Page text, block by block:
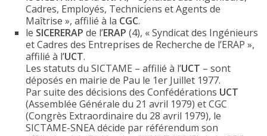
Cadres, Employés, Techniciens et Agents de
Maîtrise », affilié à la CGC.
le SICERERAP de l’ERAP (4), « Syndicat des Ingénieurs
et Cadres des Entreprises de Recherche de l’ERAP »,
affilié à l’UCT.
Les statuts du SICTAME – affilié à l’UCT – sont
déposés en mairie de Pau le 1er Juillet 1977.
Par suite des décisions des Confédérations UCT
(Assemblée Générale du 21 avril 1979) et CGC
(Congrès Extraordinaire du 28 avril 1979), le
SICTAME-SNEA décide par référendum son